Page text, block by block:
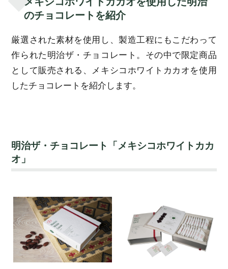
のチョコレートを紹介
厳選された素材を使用し、製造工程にもこだわって
作られた明治ザ・チョコレート。その中で限定商品
として販売される、メキシコホワイトカカオを使用
したチョコレートを紹介します。
明治ザ・チョコレート「メキシコホワイトカカ
オ」